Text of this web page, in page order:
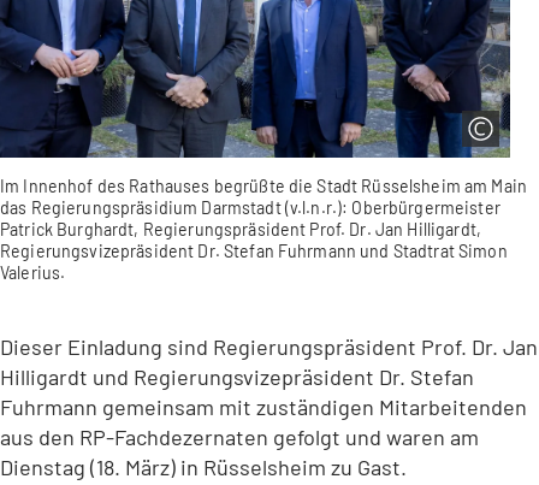
Im Innenhof des Rathauses begrüßte die Stadt Rüsselsheim am Main
das Regierungspräsidium Darmstadt (v.l.n.r.): Oberbürgermeister
Patrick Burghardt, Regierungspräsident Prof. Dr. Jan Hilligardt,
Regierungsvizepräsident Dr. Stefan Fuhrmann und Stadtrat Simon
Valerius.
Dieser Einladung sind Regierungspräsident Prof. Dr. Jan
Hilligardt und Regierungsvizepräsident Dr. Stefan
Fuhrmann gemeinsam mit zuständigen Mitarbeitenden
aus den RP-Fachdezernaten gefolgt und waren am
Dienstag (18. März) in Rüsselsheim zu Gast.